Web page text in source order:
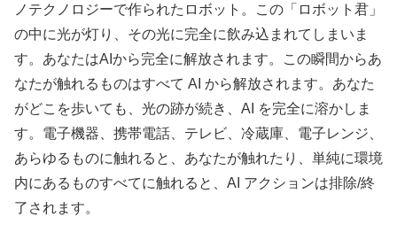
ノテクノロジーで作られたロボット。この「ロボット君」
の中に光が灯り、その光に完全に飲み込まれてしまいま
す。あなたはAIから完全に解放されます。この瞬間からあ
なたが触れるものはすべて AI から解放されます。あなた
がどこを歩いても、光の跡が続き、AI を完全に溶かしま
す。電子機器、携帯電話、テレビ、冷蔵庫、電子レンジ、
あらゆるものに触れると、あなたが触れたり、単純に環境
内にあるものすべてに触れると、AI アクションは排除/終
了されます。